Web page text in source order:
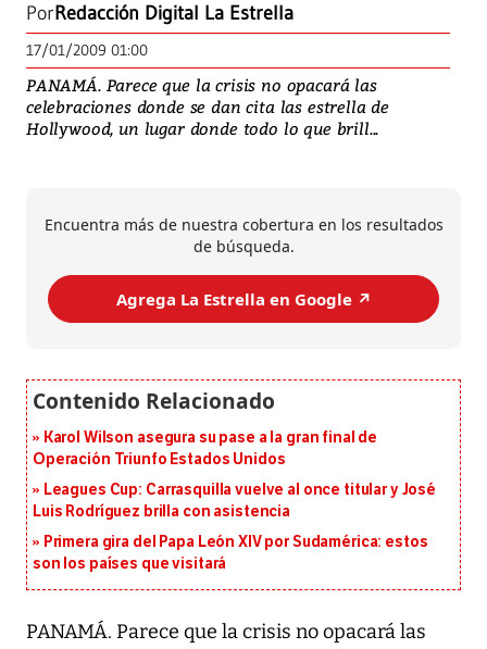
PorRedacción Digital La Estrella
17/01/2009 01:00
PANAMÁ. Parece que la crisis no opacará las
celebraciones donde se dan cita las estrella de
Hollywood, un lugar donde todo lo que brill...
Encuentra más de nuestra cobertura en los resultados
de búsqueda.
Agrega La Estrella en Google ↗️
Karol Wilson asegura su pase a la gran final de
Operación Triunfo Estados Unidos
Leagues Cup: Carrasquilla vuelve al once titular y José
Luis Rodríguez brilla con asistencia
Primera gira del Papa León XIV por Sudamérica: estos
son los países que visitará
PANAMÁ. Parece que la crisis no opacará las